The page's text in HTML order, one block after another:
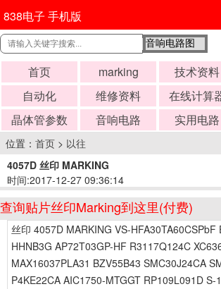
838电子 手机版
首页 marking 技术资料
自动化
维修资料 在线计算
晶体管参数
音响电路 实用电路
位置： 首页 > 以往
4057D 丝印 MARKING
时间:2017-12-27 09:36:14
查询贴片丝印Marking到这里(付费)
丝印 4057D MARKING VS-HFA30TA60CSPbF
HHNB3G AP72T03GP-HF R3117Q124C
MAX16037PLA31 BZV55B43 SMC30J24CA
P4KE22CA AIC1750-MTGGT RP109L091D